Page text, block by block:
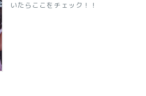
いたらここをチェック！！